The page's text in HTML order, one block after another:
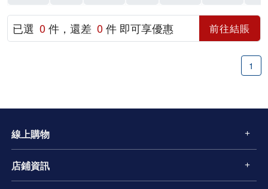
已選 0件，還差 0件 即可享優惠 前往結賬
1
線上購物
店鋪資訊